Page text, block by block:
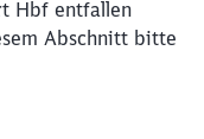
Hbf entfallen
Abschnitt bitte